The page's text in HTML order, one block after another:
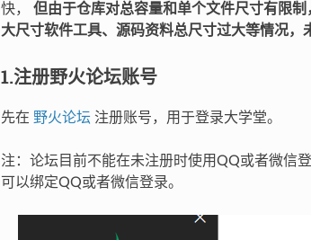
快， 但由于仓库对总容量和单个文件尺寸有限
大尺寸软件工具、源码资料总尺寸过大等情况
1.注册野火论坛账号
先在 野火论坛注册账号，用于登录大学堂。
注：论坛目前不能在未注册时使用QQ或者微信
可以绑定QQ或者微信登录。